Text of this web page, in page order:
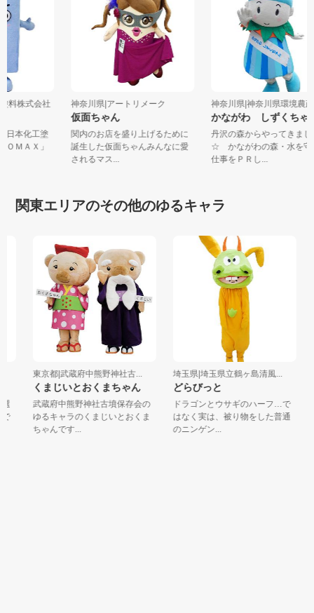
塗料株式会社
日本化工塗
ＯＭＡＸ」
神奈川県|アートリメーク
仮面ちゃん
関内のお店を盛り上げるために
誕生した仮面ちゃんみんなに愛
されるマス...
神奈川県|神奈川県環境農
かながわ しずくち
丹沢の森からやってきま
☆ かながわの森・水を
仕事をＰＲし...
関東エリアのその他のゆるキャラ
東京都|武蔵府中熊野神社古...
くまじいとおくまちゃん
武蔵府中熊野神社古墳保存会の
ゆるキャラのくまじいとおくま
ちゃんです...
埼玉県|埼玉県立鶴ヶ島清風...
どらびっと
ドラゴンとウサギのハーフ…で
はなく実は、被り物をした普通
のニンゲン...